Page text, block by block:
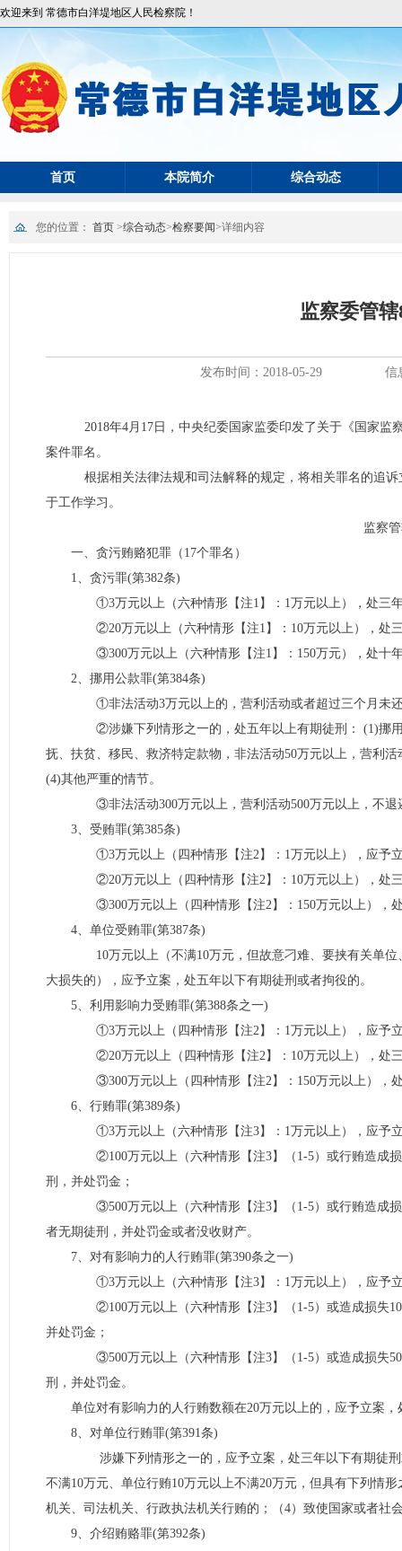
欢迎来到 常德市白洋堤地区人民检察院！
首页 本院简介 综合动态
您的位置： 首页 >综合动态>检察要闻>详细内容
监察委管
发布时间：2018-05-29 信
2018年4月17日，中央纪委国家监委印发了关于《国家
案件罪名。
根据相关法律法规和司法解释的规定，将相关罪名的追
于工作学习。
监察
一、贪污贿赂犯罪（17个罪名）
1、贪污罪(第382条)
①3万元以上（六种情形【注1】：1万元以上），处三
②20万元以上（六种情形【注1】：10万元以上），处
③300万元以上（六种情形【注1】：150万元），处十
2、挪用公款罪(第384条)
①非法活动3万元以上的，营利活动或者超过三个月未还
②涉嫌下列情形之一的，处五年以上有期徒刑： (1)挪用
抚、扶贫、移民、救济特定款物，非法活动50万元以上，营利
(4)其他严重的情节。
③非法活动300万元以上，营利活动500万元以上，不退
3、受贿罪(第385条)
①3万元以上（四种情形【注2】：1万元以上），应予
②20万元以上（四种情形【注2】：10万元以上），处
③300万元以上（四种情形【注2】：150万元以上），
4、单位受贿罪(第387条)
10万元以上（不满10万元，但故意刁难、要挟有关单位
大损失的），应予立案，处五年以下有期徒刑或者拘役的。
5、利用影响力受贿罪(第388条之一)
①3万元以上（四种情形【注2】：1万元以上），应予
②20万元以上（四种情形【注2】：10万元以上），处
③300万元以上（四种情形【注2】：150万元以上），
6、行贿罪(第389条)
①3万元以上（六种情形【注3】：1万元以上），应予
②100万元以上（六种情形【注3】（1-5）或行贿造成损
刑，并处罚金；
③500万元以上（六种情形【注3】（1-5）或行贿造成损
者无期徒刑，并处罚金或者没收财产。
7、对有影响力的人行贿罪(第390条之一)
①3万元以上（六种情形【注3】：1万元以上），应予
②100万元以上（六种情形【注3】（1-5）或造成损失
并处罚金；
③500万元以上（六种情形【注3】（1-5）或造成损失
刑，并处罚金。
单位对有影响力的人行贿数额在20万元以上的，应予立案
8、对单位行贿罪(第391条)
涉嫌下列情形之一的，应予立案，处三年以下有期徒刑
不满10万元、单位行贿10万元以上不满20万元，但具有下列情
机关、司法机关、行政执法机关行贿的；（4）致使国家或者社
9、介绍贿赂罪(第392条)